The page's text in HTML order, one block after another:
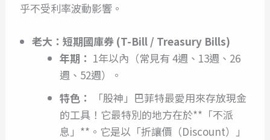
乎不受利率波動影響。
老大：短期國庫券 (T-Bill / Treasury Bills)
年期： 1年以內（常見有 4週、13週、26
週、52週）。
特色：
「股神」巴菲特最愛用來存放現金
的工具！它最特別的地方在於**「不派
息」**。它是以「折讓價（Discount）」